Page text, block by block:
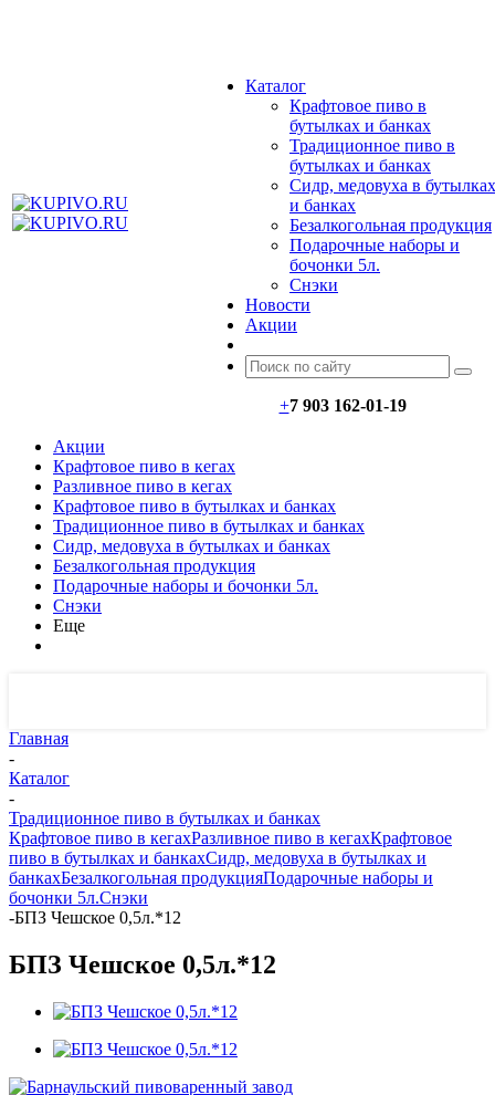
Каталог
Крафтовое пиво в
бутылках и банках
Традиционное пиво в
бутылках и банках
Сидр, медовуха в бутылках
и банках
Безалкогольная продукция
Подарочные наборы и
бочонки 5л.
Снэки
Новости
Акции
+7 903 162-01-19
Акции
Крафтовое пиво в кегах
Разливное пиво в кегах
Крафтовое пиво в бутылках и банках
Традиционное пиво в бутылках и банках
Сидр, медовуха в бутылках и банках
Безалкогольная продукция
Подарочные наборы и бочонки 5л.
Снэки
Еще
Главная
-
Каталог
-
Традиционное пиво в бутылках и банках
Крафтовое пиво в кегахРазливное пиво в кегахКрафтовое
пиво в бутылках и банкахСидр, медовуха в бутылках и
банкахБезалкогольная продукцияПодарочные наборы и
бочонки 5л.Снэки
-БПЗ Чешское 0,5л.*12
БПЗ Чешское 0,5л.*12